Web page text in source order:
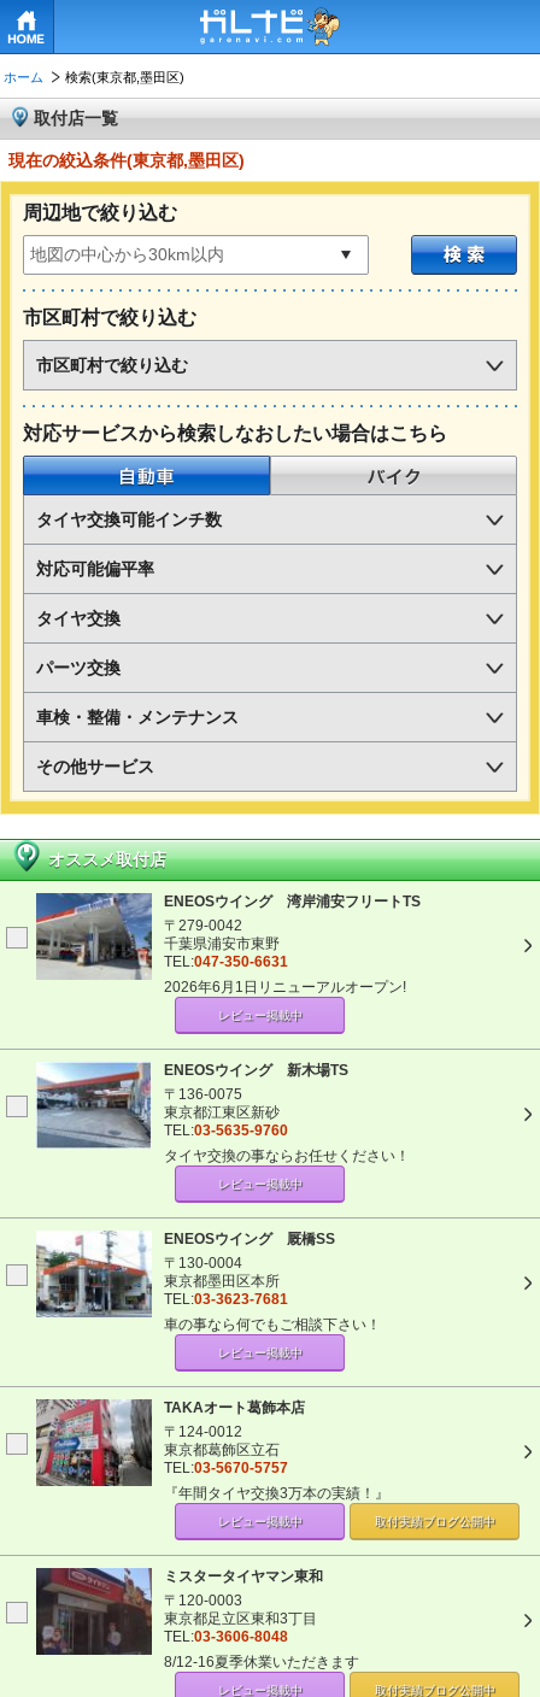
ホーム 検索(東京都,墨田区)
取付店一覧
現在の絞込条件(東京都,墨田区)
周辺地で絞り込む
市区町村で絞り込む
市区町村で絞り込む
対応サービスから検索しなおしたい場合はこちら
自動車
タイヤ交換可能インチ数
対応可能偏平率
タイヤ交換
パーツ交換
車検・整備・メンテナンス
その他サービス
オススメ取付店
ENEOSウイング 湾岸浦安フリートTS
〒279-0042
千葉県浦安市東野
TEL:047-350-6631
2026年6月1日リニューアルオープン!
レビュー掲載中
ENEOSウイング 新木場TS
〒136-0075
東京都江東区新砂
TEL:03-5635-9760
タイヤ交換の事ならお任せください！
レビュー掲載中
ENEOSウイング 厩橋SS
〒130-0004
東京都墨田区本所
TEL:03-3623-7681
車の事なら何でもご相談下さい！
レビュー掲載中
TAKAオート葛飾本店
〒124-0012
東京都葛飾区立石
TEL:03-5670-5757
『年間タイヤ交換3万本の実績！』
レビュー掲載中 取付実績ブログ公開中
ミスタータイヤマン東和
〒120-0003
東京都足立区東和3丁目
TEL:03-3606-8048
8/12-16夏季休業いただきます
レビュー掲載中 取付実績ブログ公開中